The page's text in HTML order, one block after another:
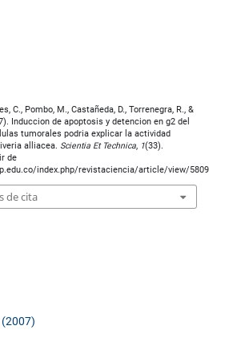
C., Pombo, M., Castañeda, D., Torrenegra, R., &
Induccion de apoptosis y detencion en g2 del
tumorales podria explicar la actividad
alliacea. Scientia Et Technica, 1(33).
de
index.php/revistaciencia/article/view/5809
de cita
(2007)